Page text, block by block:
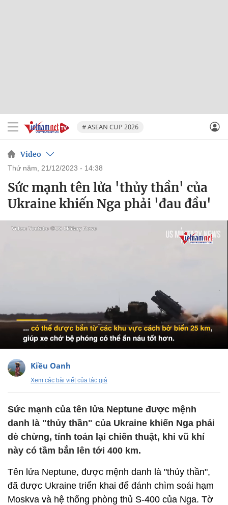
# ASEAN CUP 2026
Video
thứ năm, 21/12/2023 - 14:38
Sức mạnh tên lửa 'thủy thần' của
Ukraine khiến Nga phải 'đau đầu'
Kiều Oanh
Xem các bài viết của tác giả
Sức mạnh của tên lửa Neptune được mệnh
danh là "thủy thần" của Ukraine khiến Nga phải
dè chừng, tính toán lại chiến thuật, khi vũ khí
này có tầm bắn lên tới 400 km.
Tên lửa Neptune, được mệnh danh là "thủy thần",
đã được Ukraine triển khai để đánh chìm soái hạm
Moskva và hệ thống phòng thủ S-400 của Nga. Tờ